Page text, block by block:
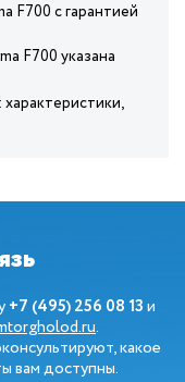
F700 с гарантией
F700 указана
+7 (495) 256 08 13и
.
какое
вам доступны.